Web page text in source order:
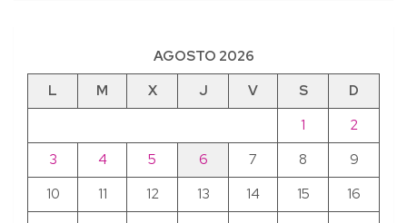
AGOSTO 2026
L
M X J V S
D
1
2
3
4 5 6 7 8
9
10
11 12 13 14 15
16